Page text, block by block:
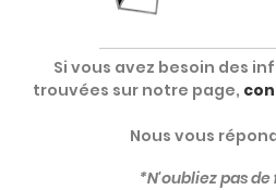
Si vous avez besoin des
trouvées sur notre page,
Nous vous
*N'oubliez pas